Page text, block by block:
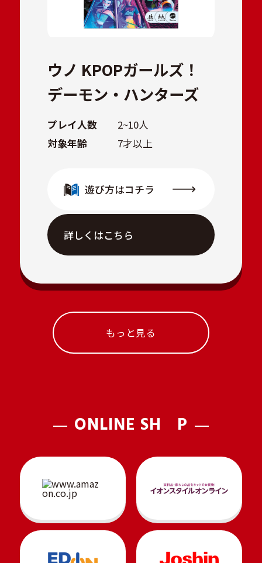
ウノ KPOPガールズ！
デーモン・ハンターズ
プレイ人数
2~10人
対象年齢
7才以上
遊び方はコチラ
詳しくはこちら
もっと見る
ONLINE SH P